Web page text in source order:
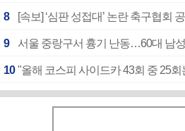
8
9 서울 중랑구서 흉기 난동…60대 남
10 "올해 코스피 사이드카 43회 중 25